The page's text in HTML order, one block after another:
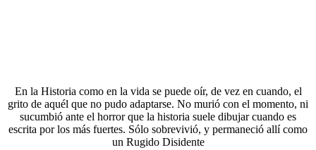
En la Historia como en la vida se puede oír, de vez en cuando, el
grito de aquél que no pudo adaptarse. No murió con el momento, ni
sucumbió ante el horror que la historia suele dibujar cuando es
escrita por los más fuertes. Sólo sobrevivió, y permaneció allí como
un Rugido Disidente